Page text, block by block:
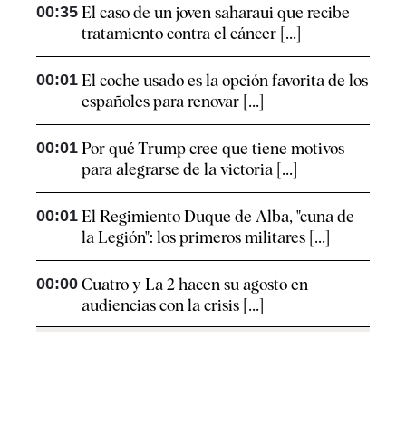
00:35 El caso de un joven saharaui que recibe
tratamiento contra el cáncer [...]
00:01 El coche usado es la opción favorita de los
españoles para renovar [...]
00:01 Por qué Trump cree que tiene motivos
para alegrarse de la victoria [...]
00:01 El Regimiento Duque de Alba, "cuna de
la Legión": los primeros militares [...]
00:00 Cuatro y La 2 hacen su agosto en
audiencias con la crisis [...]